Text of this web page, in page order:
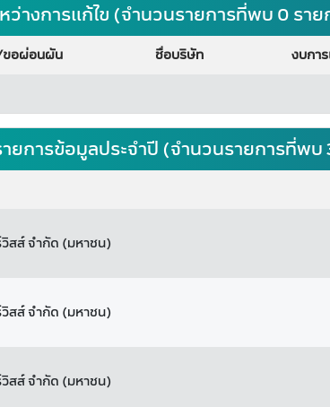
ว่างการแก้ไข (จำนวนรายการที่พบ 0 ราย
ขอผ่อนผัน ชื่อบริษัท งบกา
ยการข้อมูลประจำปี (จำนวนรายการที่พบ
วิสส์ จำกัด (มหาชน)
วิสส์ จำกัด (มหาชน)
วิสส์ จำกัด (มหาชน)